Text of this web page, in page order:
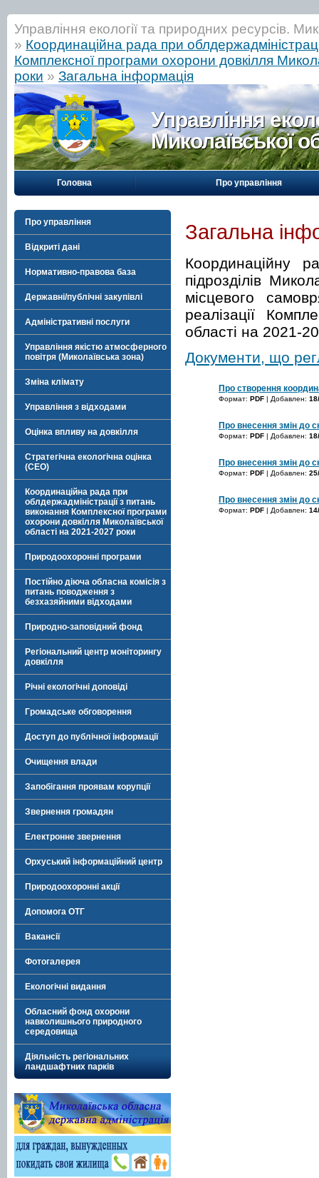
Управління екології та природних ресурсів.
» Координаційна рада при
Комплексної програми охорони довкілля
роки » Загальна інформація
Управління
Миколаївської
Головна Про управління
Про управління
Відкриті дані
Нормативно-правова база
Державні/публічні закупівлі
Адміністративні послуги
Управління якістю атмосферного
повітря (Миколаївська зона)
Зміна клімату
Управління з відходами
Оцінка впливу на довкілля
Стратегічна екологічна оцінка
(СЕО)
Координаційна рада при
облдержадміністрації з питань
виконання Комплексної програми
охорони довкілля Миколаївської
області на 2021-2027 роки
Природоохоронні програми
Постійно діюча обласна комісія з
питань поводження з
безхазяйними відходами
Природно-заповідний фонд
Регіональний центр моніторингу
довкілля
Річні екологічні доповіді
Громадське обговорення
Доступ до публічної інформації
Очищення влади
Запобігання проявам корупції
Звернення громадян
Електронне звернення
Орхуський інформаційний центр
Природоохоронні акції
Допомога ОТГ
Вакансії
Фотогалерея
Екологічні видання
Обласний фонд охорони
навколишнього природного
середовища
Діяльність регіональних
ландшафтних парків
Загальна
Координаційну
підрозділів
місцевого
реалізації
області на 2021-
Документи, що
Про створення
Формат: PDF | Добавлен:
Про внесення змін до
Формат: PDF | Добавлен:
Про внесення змін до
Формат: PDF | Добавлен:
Про внесення змін до
Формат: PDF | Добавлен: